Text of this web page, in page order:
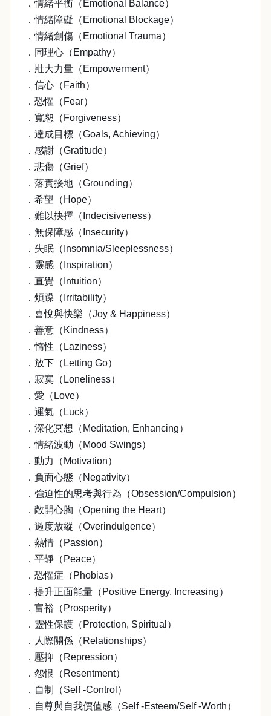
．情緒平衡（Emotional Balance）
．情緒障礙（Emotional Blockage）
．情緒創傷（Emotional Trauma）
．同理心（Empathy）
．壯大力量（Empowerment）
．信心（Faith）
．恐懼（Fear）
．寬恕（Forgiveness）
．達成目標（Goals, Achieving）
．感謝（Gratitude）
．悲傷（Grief）
．落實接地（Grounding）
．希望（Hope）
．難以抉擇（Indecisiveness）
．無保障感（Insecurity）
．失眠（Insomnia/Sleeplessness）
．靈感（Inspiration）
．直覺（Intuition）
．煩躁（Irritability）
．喜悅與快樂（Joy & Happiness）
．善意（Kindness）
．惰性（Laziness）
．放下（Letting Go）
．寂寞（Loneliness）
．愛（Love）
．運氣（Luck）
．深化冥想（Meditation, Enhancing）
．情緒波動（Mood Swings）
．動力（Motivation）
．負面心態（Negativity）
．強迫性的思考與行為（Obsession/Compulsion）
．敞開心胸（Opening the Heart）
．過度放縱（Overindulgence）
．熱情（Passion）
．平靜（Peace）
．恐懼症（Phobias）
．提升正面能量（Positive Energy, Increasing）
．富裕（Prosperity）
．靈性保護（Protection, Spiritual）
．人際關係（Relationships）
．壓抑（Repression）
．怨恨（Resentment）
．自制（Self -Control）
．自尊與自我價值感（Self -Esteem/Self -Worth）